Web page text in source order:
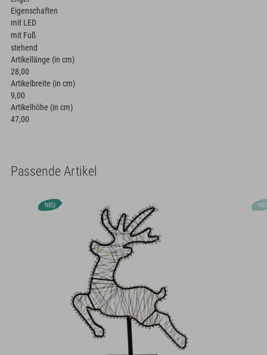
Eigenschaften
mit LED
mit Fuß
stehend
Artikellänge (in cm)
28,00
Artikelbreite (in cm)
9,00
Artikelhöhe (in cm)
47,00
Passende Artikel
NEU